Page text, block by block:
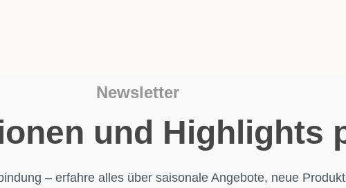
Newsletter
und Highlights
– erfahre alles über saisonale Angebote, neue